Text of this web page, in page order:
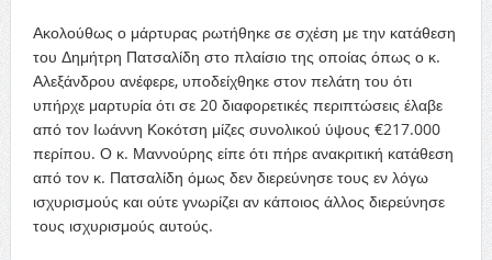
Ακολούθως ο μάρτυρας ρωτήθηκε σε σχέση με την κατάθεση
του Δημήτρη Πατσαλίδη στο πλαίσιο της οποίας όπως ο κ.
Αλεξάνδρου ανέφερε, υποδείχθηκε στον πελάτη του ότι
υπήρχε μαρτυρία ότι σε 20 διαφορετικές περιπτώσεις έλαβε
από τον Ιωάννη Κοκότση μίζες συνολικού ύψους €217.000
περίπου. Ο κ. Μαννούρης είπε ότι πήρε ανακριτική κατάθεση
από τον κ. Πατσαλίδη όμως δεν διερεύνησε τους εν λόγω
ισχυρισμούς και ούτε γνωρίζει αν κάποιος άλλος διερεύνησε
τους ισχυρισμούς αυτούς.